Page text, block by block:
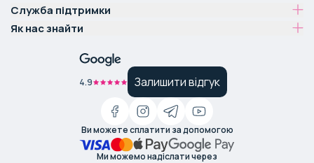
Служба підтримки
Як нас знайти
4.9 Залишити відгук
Ви можете сплатити за допомогою
Ми можемо надіслати через